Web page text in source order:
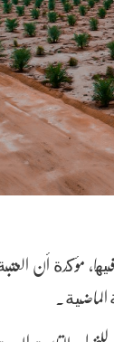
مؤكدة أن
الماضية.